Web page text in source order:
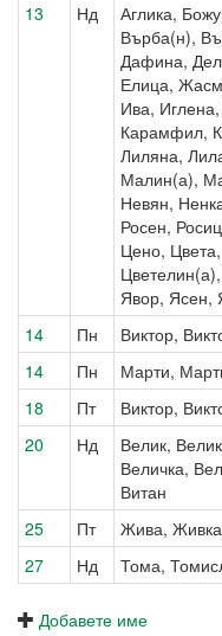
13
Нд
Аглика,
Върба(н),
Дафина,
Елица,
Ива,
Карамфил,
Лиляна,
Малин(а),
Невян,
Росен,
Цено,
Явор, Ясен,
14
Пн
Виктор,
14
Пн
Марти,
18
Пт
Виктор,
20
Нд
Велик,
Величка,
Витан
25
Пт
Жива,
27
Нд Тома,
Добавете име